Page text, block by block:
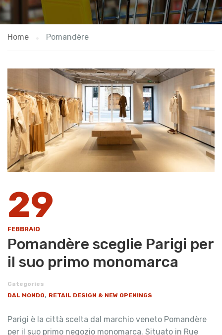
Home Pomandère
29
FEBBRAIO
Pomandère sceglie Parigi per
il suo primo monomarca
Categories
DAL MONDO, RETAIL DESIGN & NEW OPENINGS
Parigi è la città scelta dal marchio veneto Pomandère
per il suo primo negozio monomarca. Situato in Rue